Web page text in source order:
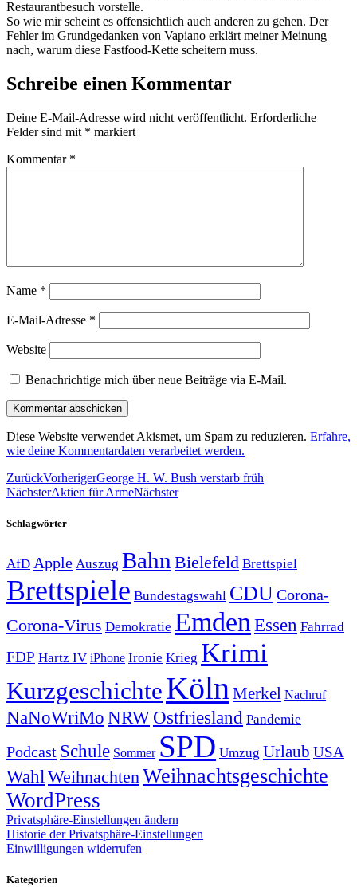
Restaurantbesuch vorstelle.
So wie mir scheint es offensichtlich auch anderen zu gehen. Der
Fehler im Grundgedanken von Vapiano erklärt meiner Meinung
nach, warum diese Fastfood-Kette scheitern muss.
Schreibe einen Kommentar
Deine E-Mail-Adresse wird nicht veröffentlicht. Erforderliche
Felder sind mit * markiert
Kommentar *
Name *
E-Mail-Adresse *
Website
Benachrichtige mich über neue Beiträge via E-Mail.
Diese Website verwendet Akismet, um Spam zu reduzieren. Erfahre,
wie deine Kommentardaten verarbeitet werden.
ZurückVorherigerGeorge H. W. Bush verstarb früh
NächsterAktien für ArmeNächster
Schlagwörter
AfD Apple Auszug Bahn Bielefeld Brettspiel
Brettspiele Bundestagswahl CDUCorona-
Corona-Virus Demokratie Emden Essen Fahrrad
FDP Hartz IV iPhone Ironie Krieg Krimi
KurzgeschichteKölnMerkel Nachruf
NaNoWriMo NRWOstfriesland Pandemie
Podcast Schule Sommer SPD Umzug Urlaub USA
Wahl WeihnachtenWeihnachtsgeschichte
WordPress
Privatsphäre-Einstellungen ändern
Historie der Privatsphäre-Einstellungen
Einwilligungen widerrufen
Kategorien